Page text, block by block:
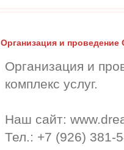
Организация и
Организация и
комплекс услуг.
Наш сайт:
Тел.: +7 (926) 381-